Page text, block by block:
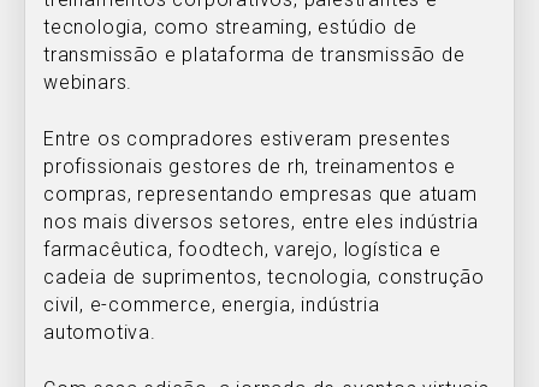
tecnologia, como streaming, estúdio de
transmissão e plataforma de transmissão de
webinars.
Entre os compradores estiveram presentes
profissionais gestores de rh, treinamentos e
compras, representando empresas que atuam
nos mais diversos setores, entre eles indústria
farmacêutica, foodtech, varejo, logística e
cadeia de suprimentos, tecnologia, construção
civil, e-commerce, energia, indústria
automotiva.